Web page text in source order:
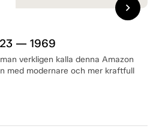
— 1969
verkligen kalla denna Amazon
med modernare och mer kraftfull
chevron_right